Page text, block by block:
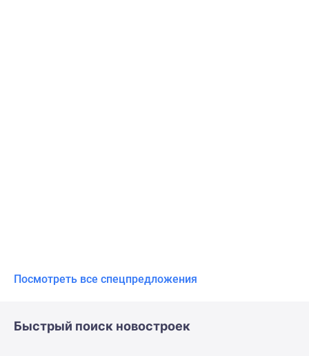
Посмотреть все спецпредложения
Быстрый поиск новостроек